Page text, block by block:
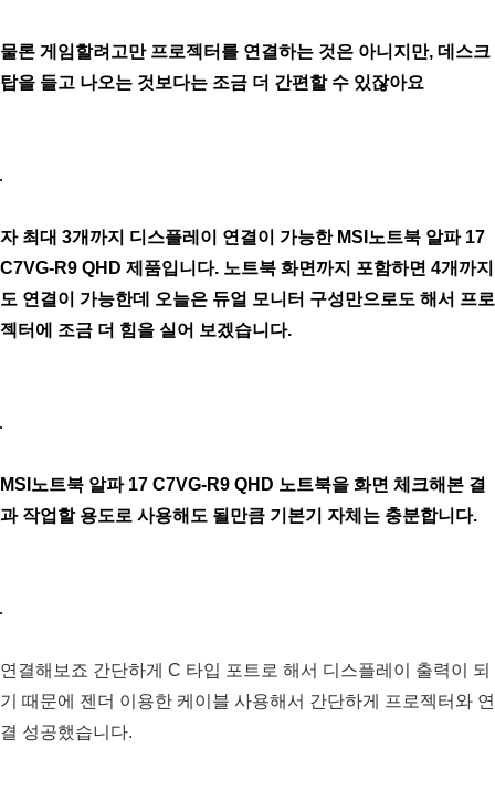
물론 게임할려고만 프로젝터를 연결하는 것은 아니지만, 데스크
탑을 들고 나오는 것보다는 조금 더 간편할 수 있잖아요
자 최대 3개까지 디스플레이 연결이 가능한 MSI노트북 알파 17
C7VG-R9 QHD 제품입니다. 노트북 화면까지 포함하면 4개까지
도 연결이 가능한데 오늘은 듀얼 모니터 구성만으로도 해서 프로
젝터에 조금 더 힘을 실어 보겠습니다.
MSI노트북 알파 17 C7VG-R9 QHD 노트북을 화면 체크해본 결
과 작업할 용도로 사용해도 될만큼 기본기 자체는 충분합니다.
연결해보죠 간단하게 C 타입 포트로 해서 디스플레이 출력이 되
기 때문에 젠더 이용한 케이블 사용해서 간단하게 프로젝터와 연
결 성공했습니다.